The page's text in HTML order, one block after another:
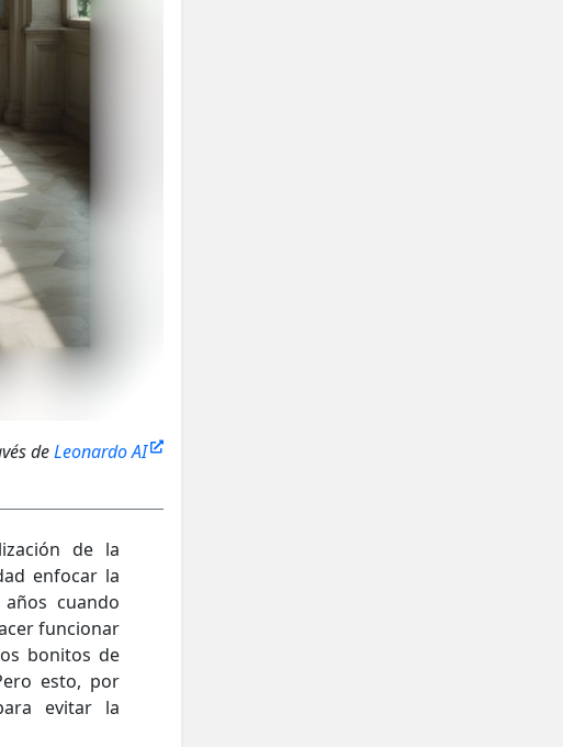
deLeonardo AI
de la
enfocar la
cuando
funcionar
bonitos de
esto, por
evitar la